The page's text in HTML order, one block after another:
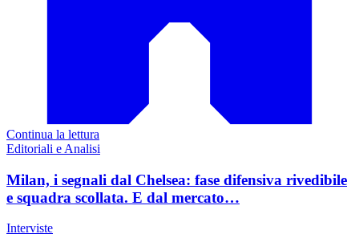
Continua la lettura
Editoriali e Analisi
Milan, i segnali dal Chelsea: fase difensiva rivedibile
e squadra scollata. E dal mercato…
Interviste